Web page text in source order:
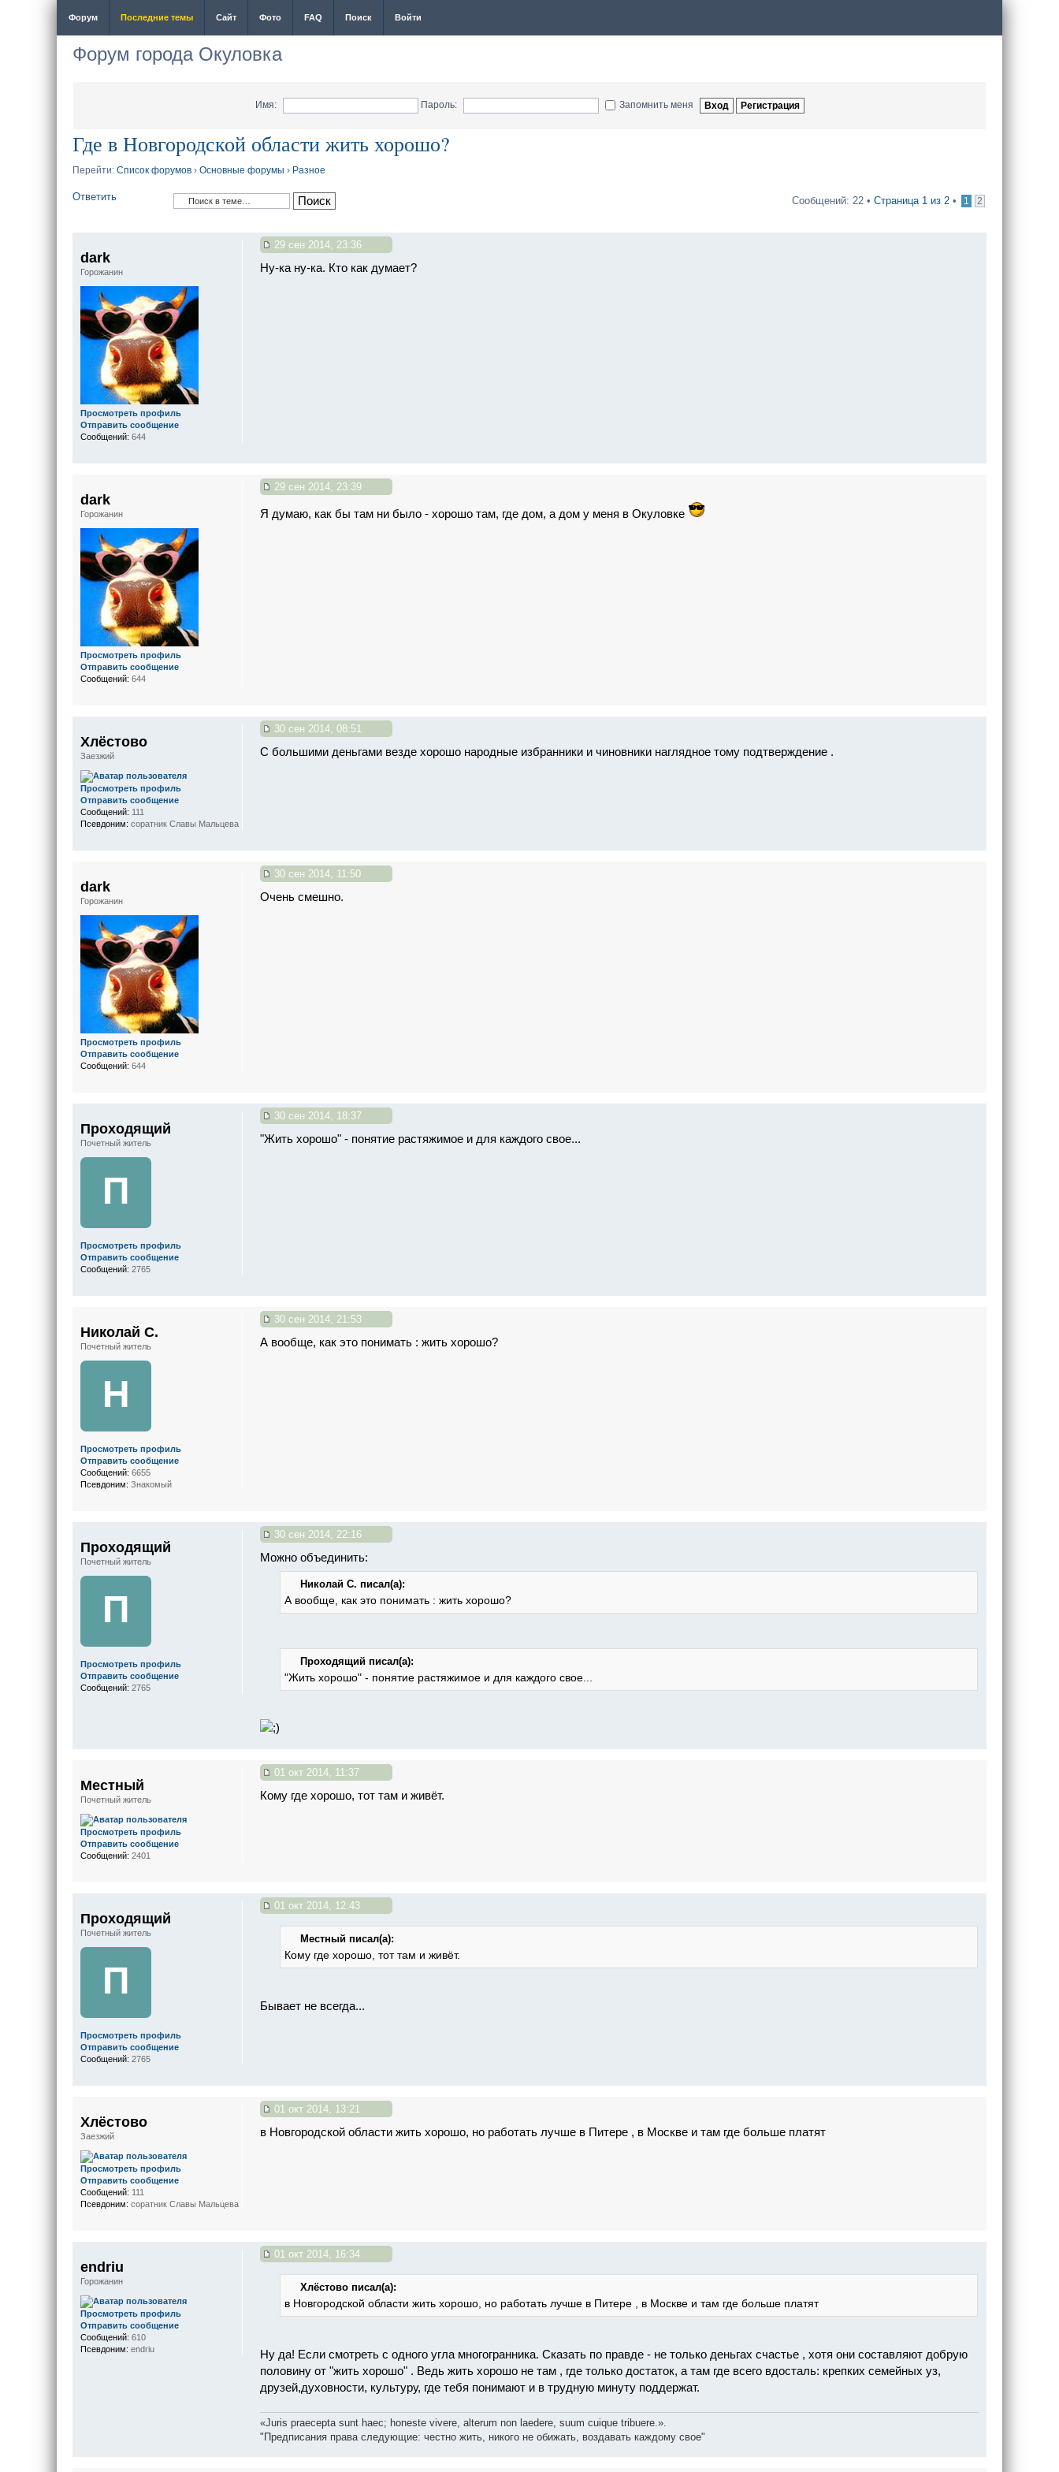
Форум Последние темы Сайт Фото FAQ Поиск Войти
Форум города Окуловка
Имя: Пароль: Запомнить меня
Где в Новгородской области жить хорошо?
Перейти: Список форумов › Основные форумы › Разное
Ответить Сообщений: 22 • Страница 1 из 2 • 1 2
29 сен 2014, 23:36
Ну-ка ну-ка. Кто как думает?
dark
Горожанин
Просмотреть профиль
Отправить сообщение
Сообщений: 644
29 сен 2014, 23:39
Я думаю, как бы там ни было - хорошо там, где дом, а дом у меня в Окуловке
dark
Горожанин
Просмотреть профиль
Отправить сообщение
Сообщений: 644
30 сен 2014, 08:51
С большими деньгами везде хорошо народные избранники и чиновники наглядное тому подтверждение .
Хлёстово
Заезжий
Просмотреть профиль
Отправить сообщение
Сообщений: 111
Псевдоним: соратник Славы Мальцева
30 сен 2014, 11:50
Очень смешно.
dark
Горожанин
Просмотреть профиль
Отправить сообщение
Сообщений: 644
30 сен 2014, 18:37
"Жить хорошо" - понятие растяжимое и для каждого свое...
Проходящий
Почетный житель
П
Просмотреть профиль
Отправить сообщение
Сообщений: 2765
30 сен 2014, 21:53
А вообще, как это понимать : жить хорошо?
Николай С.
Почетный житель
Н
Просмотреть профиль
Отправить сообщение
Сообщений: 6655
Псевдоним: Знакомый
30 сен 2014, 22:16
Можно объединить:
Николай С. писал(а):
А вообще, как это понимать : жить хорошо?
Проходящий писал(а):
"Жить хорошо" - понятие растяжимое и для каждого свое...
Проходящий
Почетный житель
П
Просмотреть профиль
Отправить сообщение
Сообщений: 2765
01 окт 2014, 11:37
Кому где хорошо, тот там и живёт.
Местный
Почетный житель
Просмотреть профиль
Отправить сообщение
Сообщений: 2401
01 окт 2014, 12:43
Местный писал(а):
Кому где хорошо, тот там и живёт.
Бывает не всегда...
Проходящий
Почетный житель
П
Просмотреть профиль
Отправить сообщение
Сообщений: 2765
01 окт 2014, 13:21
в Новгородской области жить хорошо, но работать лучше в Питере , в Москве и там где больше платят
Хлёстово
Заезжий
Просмотреть профиль
Отправить сообщение
Сообщений: 111
Псевдоним: соратник Славы Мальцева
01 окт 2014, 16:34
Хлёстово писал(а):
в Новгородской области жить хорошо, но работать лучше в Питере , в Москве и там где больше платят
Ну да! Если смотреть с одного угла многогранника. Сказать по правде - не только деньгах счастье , хотя они составляют добрую
половину от "жить хорошо" . Ведь жить хорошо не там , где только достаток, а там где всего вдосталь: крепких семейных уз,
друзей,духовности, культуру, где тебя понимают и в трудную минуту поддержат.
«Juris praecepta sunt haec; honeste vivere, alterum non laedere, suum cuique tribuere.».
"Предписания права следующие: честно жить, никого не обижать, воздавать каждому свое"
endriu
Горожанин
Просмотреть профиль
Отправить сообщение
Сообщений: 610
Псевдоним: endriu